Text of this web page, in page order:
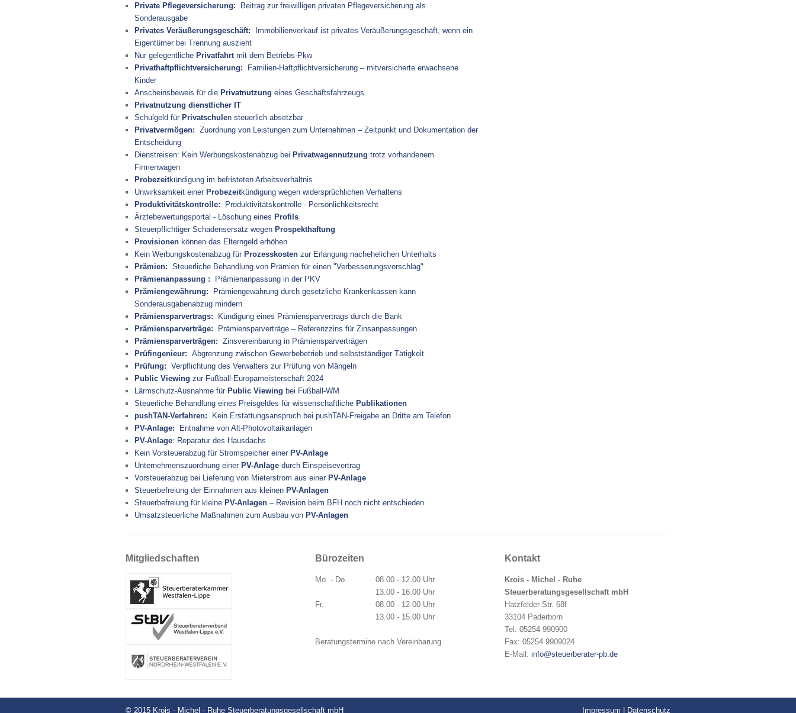
Private Pflegeversicherung: Beitrag zur freiwilligen privaten Pflegeversicherung als
Sonderausgabe
Privates Veräußerungsgeschäft: Immobilienverkauf ist privates Veräußerungsgeschäft, wenn ein
Eigentümer bei Trennung auszieht
Nur gelegentliche Privatfahrt mit dem Betriebs-Pkw
Privathaftpflichtversicherung: Familien-Haftpflichtversicherung – mitversicherte erwachsene
Kinder
Anscheinsbeweis für die Privatnutzung eines Geschäftsfahrzeugs
Privatnutzung dienstlicher IT
Schulgeld für Privatschulen steuerlich absetzbar
Privatvermögen: Zuordnung von Leistungen zum Unternehmen – Zeitpunkt und Dokumentation der
Entscheidung
Dienstreisen: Kein Werbungskostenabzug bei Privatwagennutzung trotz vorhandenem
Firmenwagen
Probezeitkündigung im befristeten Arbeitsverhältnis
Unwirksamkeit einer Probezeitkündigung wegen widersprüchlichen Verhaltens
Produktivitätskontrolle: Produktivitätskontrolle - Persönlichkeitsrecht
Ärztebewertungsportal - Löschung eines Profils
Steuerpflichtiger Schadensersatz wegen Prospekthaftung
Provisionen können das Elterngeld erhöhen
Kein Werbungskostenabzug für Prozesskosten zur Erlangung nachehelichen Unterhalts
Prämien: Steuerliche Behandlung von Prämien für einen "Verbesserungsvorschlag"
Prämienanpassung : Prämienanpassung in der PKV
Prämiengewährung: Prämiengewährung durch gesetzliche Krankenkassen kann
Sonderausgabenabzug mindern
Prämiensparvertrags: Kündigung eines Prämiensparvertrags durch die Bank
Prämiensparverträge: Prämiensparverträge – Referenzzins für Zinsanpassungen
Prämiensparverträgen: Zinsvereinbarung in Prämiensparverträgen
Prüfingenieur: Abgrenzung zwischen Gewerbebetrieb und selbstständiger Tätigkeit
Prüfung: Verpflichtung des Verwalters zur Prüfung von Mängeln
Public Viewing zur Fußball-Europameisterschaft 2024
Lärmschutz-Ausnahme für Public Viewing bei Fußball-WM
Steuerliche Behandlung eines Preisgeldes für wissenschaftliche Publikationen
pushTAN-Verfahren: Kein Erstattungsanspruch bei pushTAN-Freigabe an Dritte am Telefon
PV-Anlage: Entnahme von Alt-Photovoltaikanlagen
PV-Anlage: Reparatur des Hausdachs
Kein Vorsteuerabzug für Stromspeicher einer PV-Anlage
Unternehmenszuordnung einer PV-Anlage durch Einspeisevertrag
Vorsteuerabzug bei Lieferung von Mieterstrom aus einer PV-Anlage
Steuerbefreiung der Einnahmen aus kleinen PV-Anlagen
Steuerbefreiung für kleine PV-Anlagen – Revision beim BFH noch nicht entschieden
Umsatzsteuerliche Maßnahmen zum Ausbau von PV-Anlagen
Mitgliedschaften Bürozeiten
Mo. - Do.
08.00 - 12.00 Uhr
13.00 - 16.00 Uhr
Fr.
08.00 - 12.00 Uhr
13.00 - 15.00 Uhr
Beratungstermine nach Vereinbarung
Kontakt
Krois - Michel - Ruhe
Steuerberatungsgesellschaft mbH
Hatzfelder Str. 68f
33104 Paderborn
Tel: 05254 990900
Fax: 05254 9909024
E-Mail:info@steuerberater-pb.de
© 2015 Krois - Michel - Ruhe Steuerberatungsgesellschaft mbH Impressum | Datenschutz